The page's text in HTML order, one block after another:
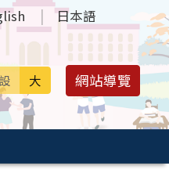
日本語
大 網站導覽